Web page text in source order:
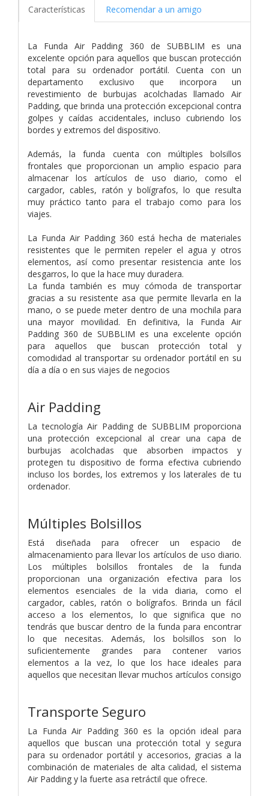
Características Recomendar a un amigo
La Funda Air Padding 360 de SUBBLIM es una
excelente opción para aquellos que buscan protección
total para su ordenador portátil. Cuenta con un
departamento exclusivo que incorpora un
revestimiento de burbujas acolchadas llamado Air
Padding, que brinda una protección excepcional contra
golpes y caídas accidentales, incluso cubriendo los
bordes y extremos del dispositivo.
Además, la funda cuenta con múltiples bolsillos
frontales que proporcionan un amplio espacio para
almacenar los artículos de uso diario, como el
cargador, cables, ratón y bolígrafos, lo que resulta
muy práctico tanto para el trabajo como para los
viajes.
La Funda Air Padding 360 está hecha de materiales
resistentes que le permiten repeler el agua y otros
elementos, así como presentar resistencia ante los
desgarros, lo que la hace muy duradera.
La funda también es muy cómoda de transportar
gracias a su resistente asa que permite llevarla en la
mano, o se puede meter dentro de una mochila para
una mayor movilidad. En definitiva, la Funda Air
Padding 360 de SUBBLIM es una excelente opción
para aquellos que buscan protección total y
comodidad al transportar su ordenador portátil en su
día a día o en sus viajes de negocios
Air Padding
La tecnología Air Padding de SUBBLIM proporciona
una protección excepcional al crear una capa de
burbujas acolchadas que absorben impactos y
protegen tu dispositivo de forma efectiva cubriendo
incluso los bordes, los extremos y los laterales de tu
ordenador.
Múltiples Bolsillos
Está diseñada para ofrecer un espacio de
almacenamiento para llevar los artículos de uso diario.
Los múltiples bolsillos frontales de la funda
proporcionan una organización efectiva para los
elementos esenciales de la vida diaria, como el
cargador, cables, ratón o bolígrafos. Brinda un fácil
acceso a los elementos, lo que significa que no
tendrás que buscar dentro de la funda para encontrar
lo que necesitas. Además, los bolsillos son lo
suficientemente grandes para contener varios
elementos a la vez, lo que los hace ideales para
aquellos que necesitan llevar muchos artículos consigo
Transporte Seguro
La Funda Air Padding 360 es la opción ideal para
aquellos que buscan una protección total y segura
para su ordenador portátil y accesorios, gracias a la
combinación de materiales de alta calidad, el sistema
Air Padding y la fuerte asa retráctil que ofrece.